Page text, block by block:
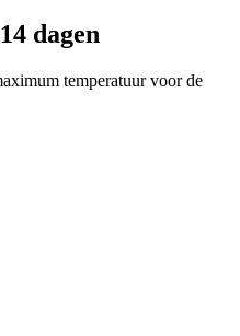
dagen
temperatuur voor de